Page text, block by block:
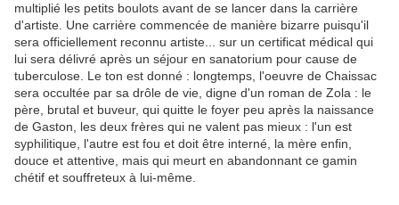
multiplié les petits boulots avant de se lancer dans la carrière
d'artiste. Une carrière commencée de manière bizarre puisqu'il
sera officiellement reconnu artiste... sur un certificat médical qui
lui sera délivré après un séjour en sanatorium pour cause de
tuberculose. Le ton est donné : longtemps, l'oeuvre de Chaissac
sera occultée par sa drôle de vie, digne d'un roman de Zola : le
père, brutal et buveur, qui quitte le foyer peu après la naissance
de Gaston, les deux frères qui ne valent pas mieux : l'un est
syphilitique, l'autre est fou et doit être interné, la mère enfin,
douce et attentive, mais qui meurt en abandonnant ce gamin
chétif et souffreteux à lui-même.